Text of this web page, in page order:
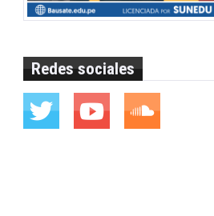
Redes sociales